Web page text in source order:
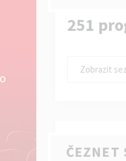
251
Zobrazit
ČEZNET